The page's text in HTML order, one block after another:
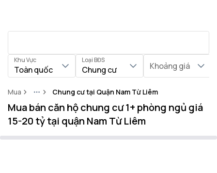
Khu Vực
Toàn quốc
Loại BĐS
Chung cư Khoảng giá
Mua MoreChung cư tại Quận Nam Từ Liêm
Mua bán căn hộ chung cư 1+ phòng ngủ giá
15-20 tỷ tại quận Nam Từ Liêm